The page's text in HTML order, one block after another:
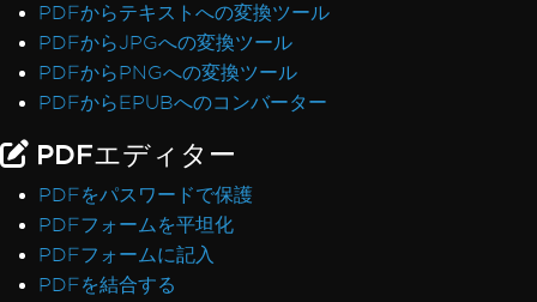
PDFからテキストへの変換ツール
PDFからJPGへの変換ツール
PDFからPNGへの変換ツール
PDFからEPUBへのコンバーター
PDFエディター
PDFをパスワードで保護
PDFフォームを平坦化
PDFフォームに記入
PDFを結合する